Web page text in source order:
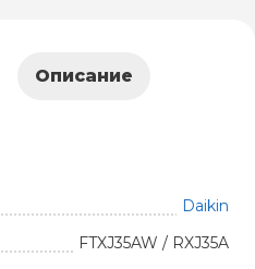
Описание
Daikin
FTXJ35AW / RXJ35A